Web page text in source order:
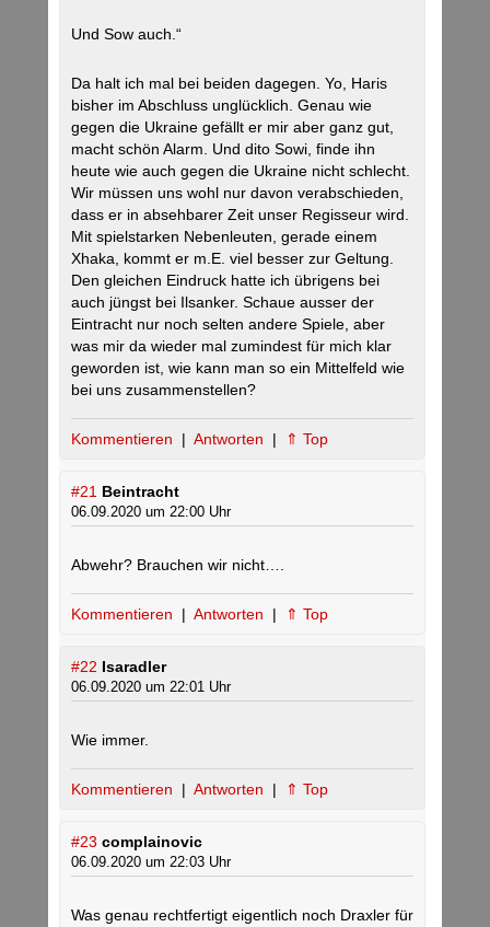
Und Sow auch.“
Da halt ich mal bei beiden dagegen. Yo, Haris
bisher im Abschluss unglücklich. Genau wie
gegen die Ukraine gefällt er mir aber ganz gut,
macht schön Alarm. Und dito Sowi, finde ihn
heute wie auch gegen die Ukraine nicht schlecht.
Wir müssen uns wohl nur davon verabschieden,
dass er in absehbarer Zeit unser Regisseur wird.
Mit spielstarken Nebenleuten, gerade einem
Xhaka, kommt er m.E. viel besser zur Geltung.
Den gleichen Eindruck hatte ich übrigens bei
auch jüngst bei Ilsanker. Schaue ausser der
Eintracht nur noch selten andere Spiele, aber
was mir da wieder mal zumindest für mich klar
geworden ist, wie kann man so ein Mittelfeld wie
bei uns zusammenstellen?
Kommentieren | Antworten | ⇑ Top
#21 Beintracht
06.09.2020 um 22:00 Uhr
Abwehr? Brauchen wir nicht….
Kommentieren | Antworten | ⇑ Top
#22 Isaradler
06.09.2020 um 22:01 Uhr
Wie immer.
Kommentieren | Antworten | ⇑ Top
#23 complainovic
06.09.2020 um 22:03 Uhr
Was genau rechtfertigt eigentlich noch Draxler für